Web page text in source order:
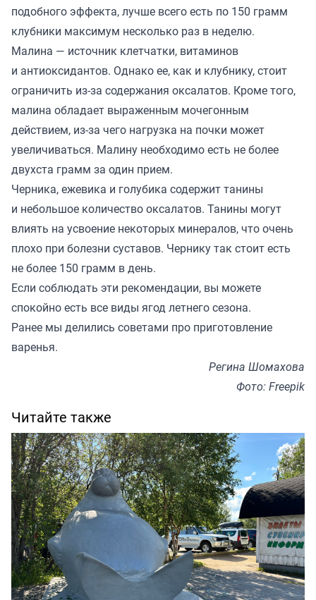
подобного эффекта, лучше всего есть по 150 грамм
клубники максимум несколько раз в неделю.
Малина — источник клетчатки, витаминов
и антиоксидантов. Однако ее, как и клубнику, стоит
ограничить из-за содержания оксалатов. Кроме того,
малина обладает выраженным мочегонным
действием, из-за чего нагрузка на почки может
увеличиваться. Малину необходимо есть не более
двухста грамм за один прием.
Черника, ежевика и голубика содержит танины
и небольшое количество оксалатов. Танины могут
влиять на усвоение некоторых минералов, что очень
плохо при болезни суставов. Чернику так стоит есть
не более 150 грамм в день.
Если соблюдать эти рекомендации, вы можете
спокойно есть все виды ягод летнего сезона.
Ранее мы делились советами про приготовление
варенья.
Регина Шомахова
Фото: Freepik
Читайте также